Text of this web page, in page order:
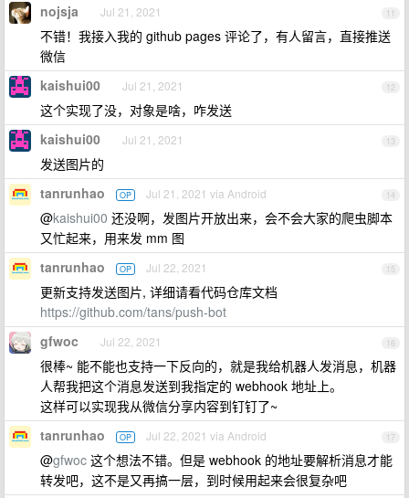
11
nojsja Jul 21, 2021
不错！我接入我的 github pages 评论了，有人留言，直接推送
微信
12
kaishui00 Jul 21, 2021
这个实现了没，对象是啥，咋发送
13
kaishui00 Jul 21, 2021
发送图片的
14
tanrunhao OP Jul 21, 2021 via Android
@kaishui00 还没啊，发图片开放出来，会不会大家的爬虫脚本
又忙起来，用来发 mm 图
15
tanrunhao OP Jul 22, 2021
更新支持发送图片, 详细请看代码仓库文档
https://github.com/tans/push-bot
16
gfwoc Jul 22, 2021
很棒~ 能不能也支持一下反向的，就是我给机器人发消息，机器
人帮我把这个消息发送到我指定的 webhook 地址上。
这样可以实现我从微信分享内容到钉钉了~
17
tanrunhao OP Jul 22, 2021 via Android
@gfwoc 这个想法不错。但是 webhook 的地址要解析消息才能
转发吧，这不是又再搞一层，到时候用起来会很复杂吧